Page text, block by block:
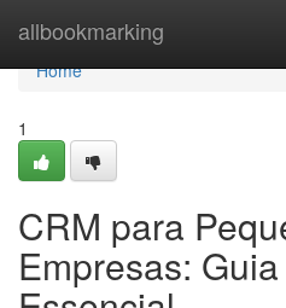
allbookmarking
Home
Home
1
CRM para
Empresas: